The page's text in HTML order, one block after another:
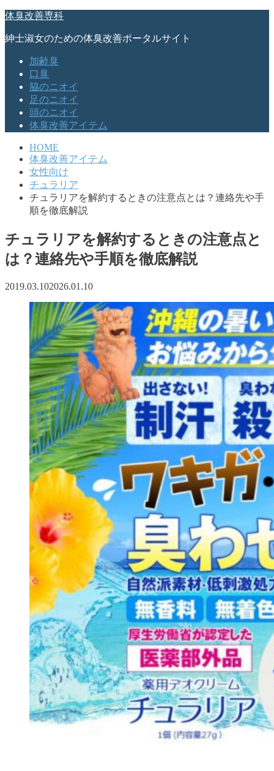
体臭改善専科
紳士淑女のための体臭改善ポータルサイト
加齢臭
口臭
脇のニオイ
足のニオイ
頭のニオイ
体臭改善アイテム
HOME
体臭改善アイテム
女性向け
チュラリア
チュラリアを解約するときの注意点とは？連絡先や手
順を徹底解説
チュラリアを解約するときの注意点と
は？連絡先や手順を徹底解説
2019.03.102026.01.10